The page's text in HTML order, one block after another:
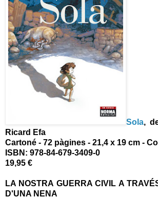
Sola,
Ricard Efa
Cartoné - 72 pàgines - 21,4 x 19 cm -
ISBN: 978-84-679-3409-0
19,95 €
LA NOSTRA GUERRA CIVIL A
D'UNA NENA